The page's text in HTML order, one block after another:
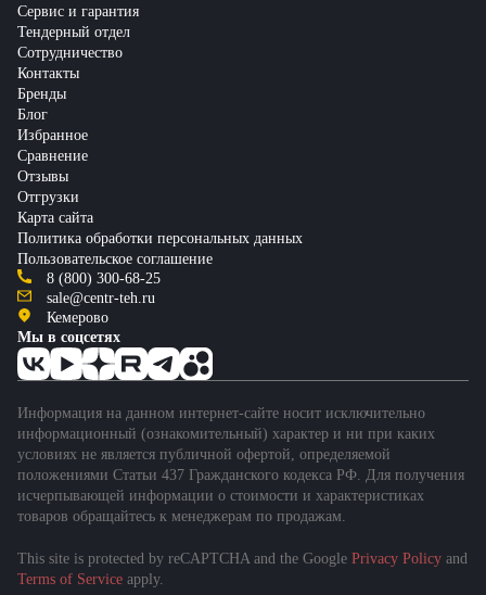
Сервис и гарантия
Тендерный отдел
Сотрудничество
Контакты
Бренды
Блог
Избранное
Сравнение
Отзывы
Отгрузки
Карта сайта
Политика обработки персональных данных
Пользовательское соглашение
8 (800) 300-68-25
sale@centr-teh.ru
Кемерово
Мы в соцсетях
Информация на данном интернет-сайте носит исключительно
информационный (ознакомительный) характер и ни при каких
условиях не является публичной офертой, определяемой
положениями Статьи 437 Гражданского кодекса РФ. Для получения
исчерпывающей информации о стоимости и характеристиках
товаров обращайтесь к менеджерам по продажам.
This site is protected by reCAPTCHA and the Google Privacy Policy and
Terms of Service apply.
Подобрать спецтехнику
за 1 минуту